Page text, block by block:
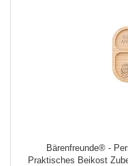
Bärenfreunde® -
Praktisches Beikost